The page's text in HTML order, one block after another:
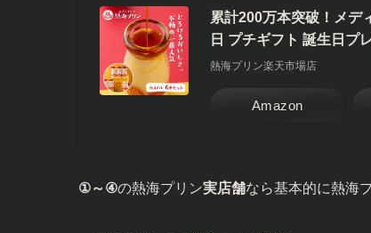
累計200万本突破！メデ
日 プチギフト 誕生日プ
熱海プリン楽天市場店
Amazon
①～④の熱海プリン実店舗なら基本的に熱海